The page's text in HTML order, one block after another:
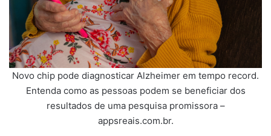
Novo chip pode diagnosticar Alzheimer em tempo record.
Entenda como as pessoas podem se beneficiar dos
resultados de uma pesquisa promissora –
appsreais.com.br.